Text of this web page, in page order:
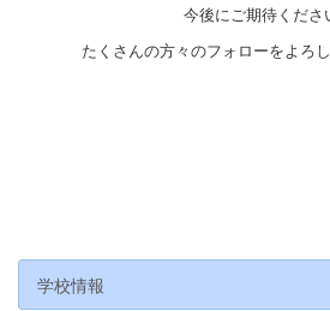
今後にご期待くださ
たくさんの方々のフォローをよろ
学校情報